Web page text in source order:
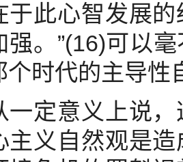
于此心智发展
强。”(16)可以
个时代的主导性
意义上说，
主义自然观是